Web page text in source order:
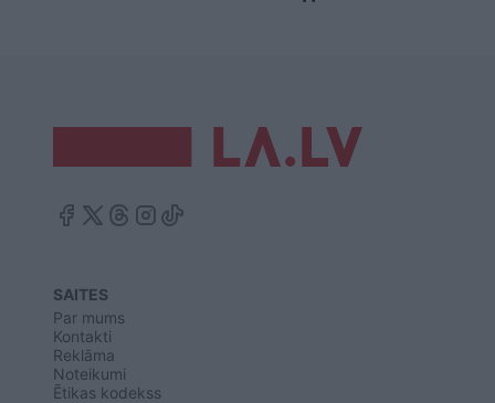
SAITES
Par mums
Kontakti
Reklāma
Noteikumi
Ētikas kodekss